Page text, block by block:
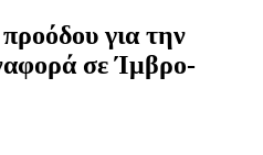
για την
σε Ίμβρο-